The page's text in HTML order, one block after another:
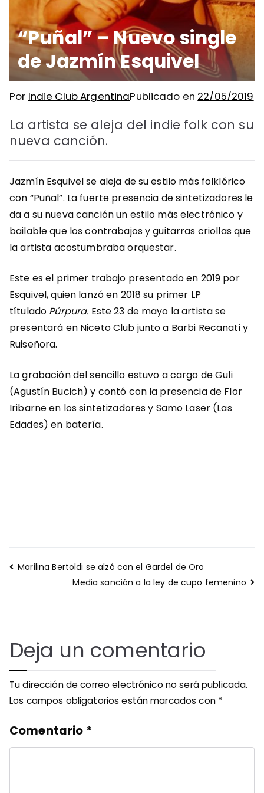
“Puñal” – Nuevo single
de Jazmín Esquivel
Por Indie Club ArgentinaPublicado en 22/05/2019
La artista se aleja del indie folk con su
nueva canción.
Jazmín Esquivel se aleja de su estilo más folklórico
con “Puñal”. La fuerte presencia de sintetizadores le
da a su nueva canción un estilo más electrónico y
bailable que los contrabajos y guitarras criollas que
la artista acostumbraba orquestar.
Este es el primer trabajo presentado en 2019 por
Esquivel, quien lanzó en 2018 su primer LP
títulado Púrpura. Este 23 de mayo la artista se
presentará en Niceto Club junto a Barbi Recanati y
Ruiseñora.
La grabación del sencillo estuvo a cargo de Guli
(Agustín Bucich) y contó con la presencia de Flor
Iribarne en los sintetizadores y Samo Laser (Las
Edades) en batería.
Navegación
Marilina Bertoldi se alzó con el Gardel de Oro
Media sanción a la ley de cupo femenino
Deja un comentario
Tu dirección de correo electrónico no será publicada.
Los campos obligatorios están marcados con *
Comentario *